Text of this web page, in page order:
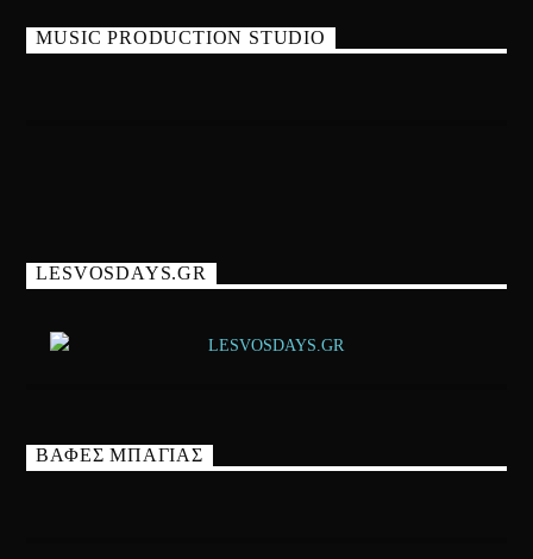
MUSIC PRODUCTION STUDIO
LESVOSDAYS.GR
ΒΑΦΕΣ ΜΠΑΓΙΑΣ